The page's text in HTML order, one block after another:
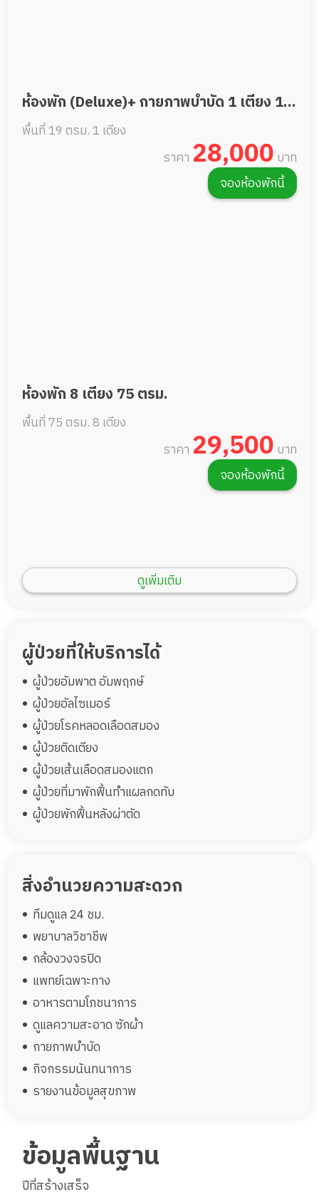
ห้องพัก (Deluxe)+ กายภาพบำบัด 1 เตียง 19
ตรม.
พื้นที่ 19 ตรม. 1 เตียง
ราคา 28,000 บาท
จองห้องพักนี้
ห้องพัก 8 เตียง 75 ตรม.
พื้นที่ 75 ตรม.8 เตียง
ราคา 29,500 บาท
จองห้องพักนี้
ห้องพัก(Standard)+ กายภาพบำบัด 12 เตียง
90 ตรม
พื้นที่ 90 ตรม.12 เตียง
ห้องพักพิเศษ+ห้องน้ำส่วนตัว (Premium) 1
เตียง 35 ตรม.
พื้นที่ 35 ตรม.1 เตียง
ดูเพิ่มเติม
ผู้ป่วยที่ให้บริการได้
ผู้ป่วยอัมพาต อัมพฤกษ์
ผู้ป่วยอัลไซเมอร์
ผู้ป่วยโรคหลอดเลือดสมอง
ผู้ป่วยติดเตียง
ผู้ป่วยเส้นเลือดสมองแตก
ผู้ป่วยที่มาพักฟื้นทำแผลกดทับ
ผู้ป่วยพักฟื้นหลังผ่าตัด
สิ่งอำนวยความสะดวก
ทีมดูแล 24 ชม.
พยาบาลวิชาชีพ
กล้องวงจรปิด
แพทย์เฉพาะทาง
อาหารตามโภชนาการ
ดูแลความสะอาด ซักผ้า
กายภาพบำบัด
กิจกรรมนันทนาการ
รายงานข้อมูลสุขภาพ
ข้อมูลพื้นฐาน
ปีที่สร้างเสร็จ